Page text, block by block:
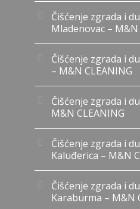
Čišćenje zgrada i
Mladenovac – M&N
Čišćenje zgrada i
– M&N CLEANING
Čišćenje zgrada i
M&N CLEANING
Čišćenje zgrada i
Kaluđerica – M&N
Čišćenje zgrada i
Karaburma – M&N